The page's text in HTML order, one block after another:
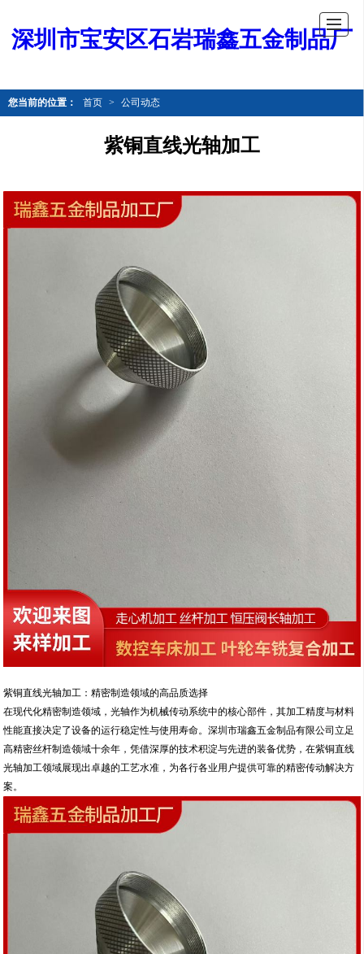
深圳市宝安区石岩瑞鑫五金制品厂
您当前的位置： 首页 > 公司动态
紫铜直线光轴加工
紫铜直线光轴加工：精密制造领域的高品质选择
在现代化精密制造领域，光轴作为机械传动系统中的核心部件，其加工精度与材料
性能直接决定了设备的运行稳定性与使用寿命。深圳市瑞鑫五金制品有限公司立足
高精密丝杆制造领域十余年，凭借深厚的技术积淀与先进的装备优势，在紫铜直线
光轴加工领域展现出卓越的工艺水准，为各行各业用户提供可靠的精密传动解决方
案。